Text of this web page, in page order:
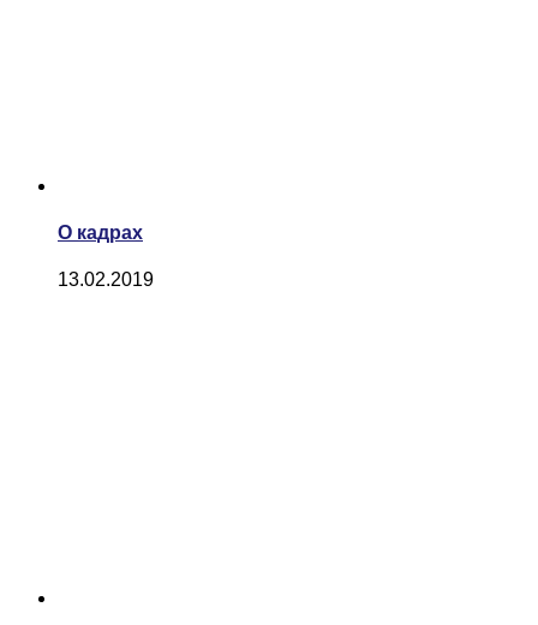
О кадрах
13.02.2019